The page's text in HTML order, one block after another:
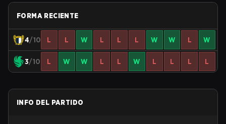
FORMA RECIENTE
4/10 L L W L L L W W L W
3/10 L W W L L W L L L L
INFO DEL PARTIDO